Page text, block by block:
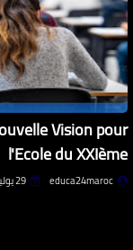
Vision pour
l'Ecole du XXIème
educa24maroc 29 يوليو 2026